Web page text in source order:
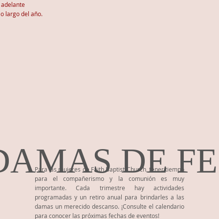
largo del año.
DE FE
Para las mujeres de Faith Baptist Church, tener tiempo
para el compañerismo y la comunión es muy
importante. Cada trimestre hay actividades
programadas y un retiro anual para brindarles a las
damas un merecido descanso. ¡Consulte el calendario
para conocer las próximas fechas de eventos!